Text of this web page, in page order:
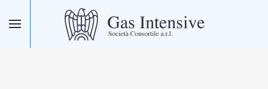
Skip to main content